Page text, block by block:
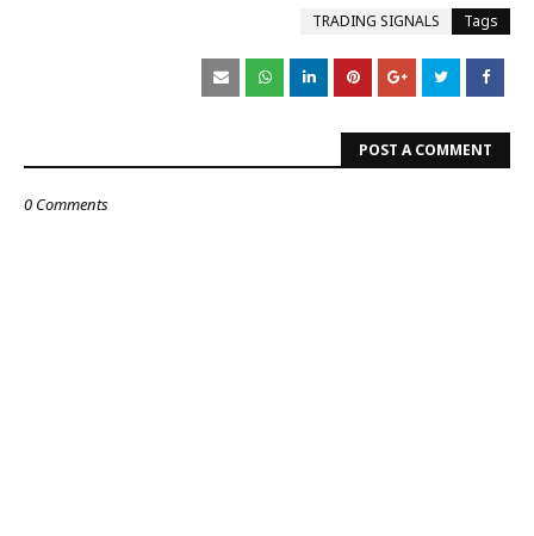
Tags
TRADING SIGNALS
POST A COMMENT
0 Comments